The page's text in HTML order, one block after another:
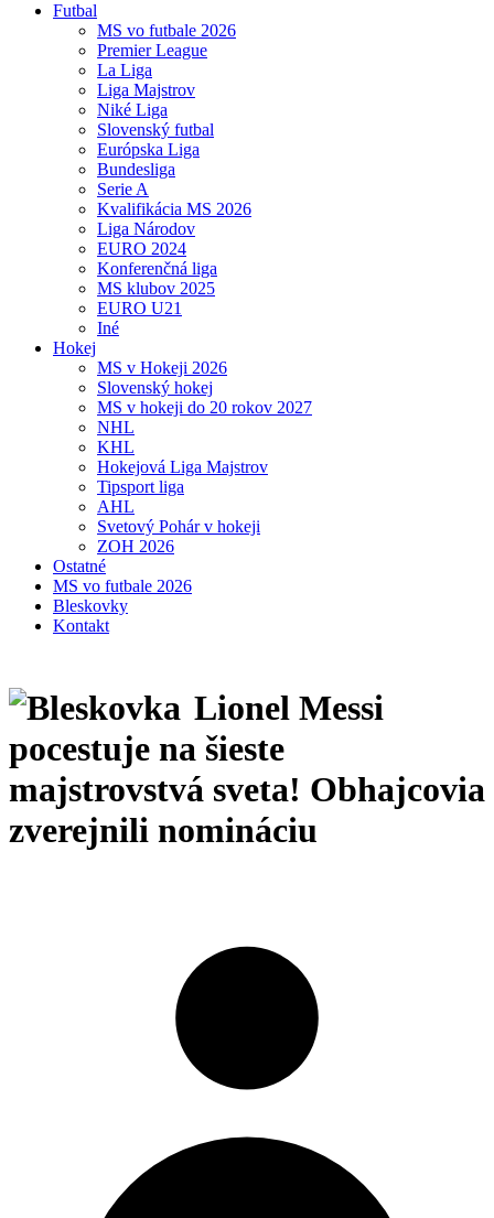
Futbal
MS vo futbale 2026
Premier League
La Liga
Liga Majstrov
Niké Liga
Slovenský futbal
Európska Liga
Bundesliga
Serie A
Kvalifikácia MS 2026
Liga Národov
EURO 2024
Konferenčná liga
MS klubov 2025
EURO U21
Iné
Hokej
MS v Hokeji 2026
Slovenský hokej
MS v hokeji do 20 rokov 2027
NHL
KHL
Hokejová Liga Majstrov
Tipsport liga
AHL
Svetový Pohár v hokeji
ZOH 2026
Ostatné
MS vo futbale 2026
Bleskovky
Kontakt
Lionel Messi
pocestuje na šieste
majstrovstvá sveta! Obhajcovia
zverejnili nomináciu